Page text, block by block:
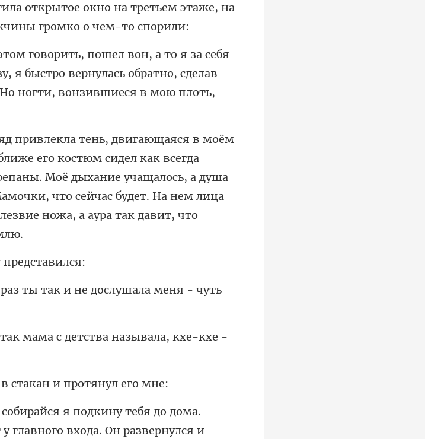
открыто
я быстро вернулась обратно, сделав
к всегда
Моё дыхание учащалось, а душа
что сейч
з ты так и не дослушала меня -
ак мама с детства называла, кхе
стака
одкину тебя до дома.